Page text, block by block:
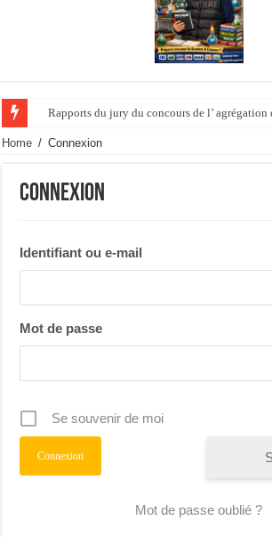
Rapports du jury du concours de l’ agrégation
Home / Connexion
Connexion
Identifiant ou e-mail
Mot de passe
Se souvenir de moi
Mot de passe oublié ?